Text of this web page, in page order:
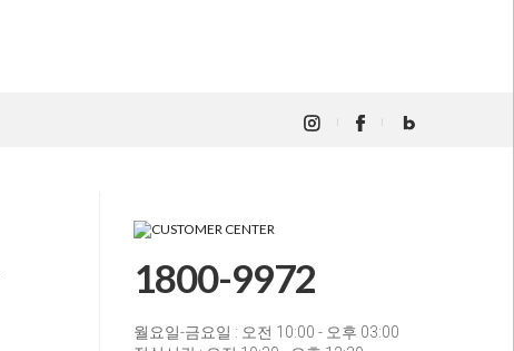
1800-9972
월요일-금요일 : 오전 10:00 - 오후 03:00